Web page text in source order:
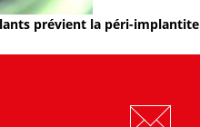
prévient la péri-implantite